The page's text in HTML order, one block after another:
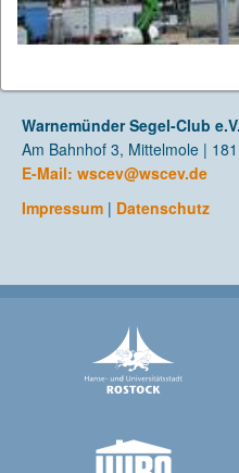
Warnemünder Segel-Club e.V.
Am Bahnhof 3, Mittelmole |
E-Mail: wscev@wscev.de
Impressum | Datenschutz